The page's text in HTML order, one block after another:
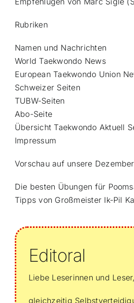
Rubriken
Namen und Nachrichten
World Taekwondo News
European Taekwondo Union
Schweizer Seiten
TUBW-Seiten
Abo-Seite
Übersicht Taekwondo Aktuell
Impressum
Vorschau auf unsere
Die besten Übungen für
Tipps von Großmeister Ik-Pil
Editoral
Liebe Leserinnen und Leser,
gleichzeitig